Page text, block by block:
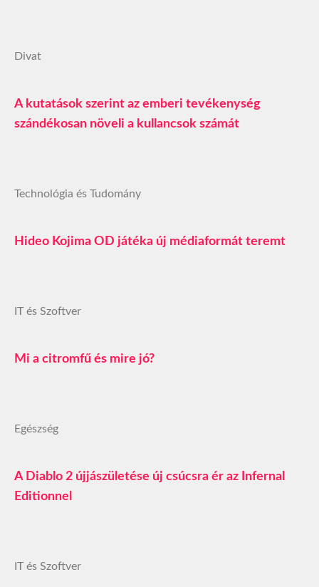
Divat
A kutatások szerint az emberi tevékenység
szándékosan növeli a kullancsok számát
Technológia és Tudomány
Hideo Kojima OD játéka új médiaformát teremt
IT és Szoftver
Mi a citromfű és mire jó?
Egészség
A Diablo 2 újjászületése új csúcsra ér az Infernal
Editionnel
IT és Szoftver